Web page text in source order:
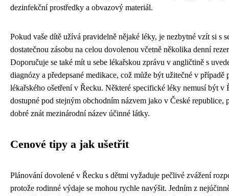
dezinfekční prostředky a obvazový materiál.
Pokud vaše dítě užívá pravidelně nějaké léky, je nezbytné vzít si s
dostatečnou zásobu na celou dovolenou včetně několika denní
Doporučuje se také mít u sebe lékařskou zprávu v angličtině s
diagnózy a předepsané medikace, což může být užitečné v případě
lékařského ošetření v Řecku. Některé specifické léky nemusí být v
dostupné pod stejným obchodním názvem jako v České republice,
dobré znát mezinárodní název účinné látky.
Cenové tipy a jak ušetřit
Plánování dovolené v Řecku s dětmi vyžaduje pečlivé zvážení
protože rodinné výdaje se mohou rychle navýšit. Jedním z